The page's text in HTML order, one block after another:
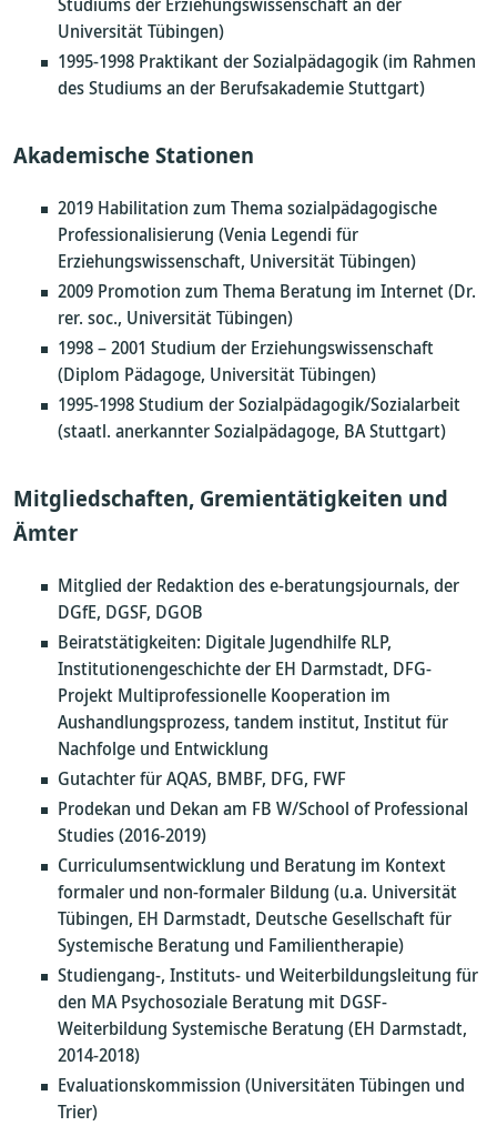
Universität Tübingen)
1995-1998 Praktikant der Sozialpädagogik (im Rahmen
des Studiums an der Berufsakademie Stuttgart)
Akademische Stationen
2019 Habilitation zum Thema sozialpädagogische
Professionalisierung (Venia Legendi für
Erziehungswissenschaft, Universität Tübingen)
2009 Promotion zum Thema Beratung im Internet (Dr.
rer. soc., Universität Tübingen)
1998 – 2001 Studium der Erziehungswissenschaft
(Diplom Pädagoge, Universität Tübingen)
1995-1998 Studium der Sozialpädagogik/Sozialarbeit
(staatl. anerkannter Sozialpädagoge, BA Stuttgart)
Mitgliedschaften, Gremientätigkeiten und
Ämter
Mitglied der Redaktion des e-beratungsjournals, der
DGfE, DGSF, DGOB
Beiratstätigkeiten: Digitale Jugendhilfe RLP,
Institutionengeschichte der EH Darmstadt, DFG-
Projekt Multiprofessionelle Kooperation im
Aushandlungsprozess, tandem institut, Institut für
Nachfolge und Entwicklung
Gutachter für AQAS, BMBF, DFG, FWF
Prodekan und Dekan am FB W/School of Professional
Studies (2016-2019)
Curriculumsentwicklung und Beratung im Kontext
formaler und non-formaler Bildung (u.a. Universität
Tübingen, EH Darmstadt, Deutsche Gesellschaft für
Systemische Beratung und Familientherapie)
Studiengang-, Instituts- und Weiterbildungsleitung für
den MA Psychosoziale Beratung mit DGSF-
Weiterbildung Systemische Beratung (EH Darmstadt,
2014-2018)
Evaluationskommission (Universitäten Tübingen und
Trier)